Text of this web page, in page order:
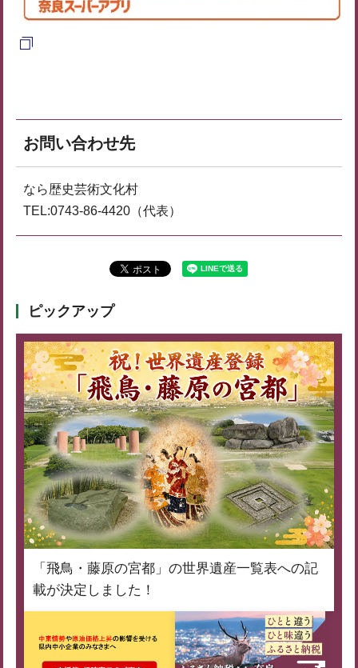
お問い合わせ先
なら歴史芸術文化村
TEL:0743-86-4420（代表）
ピックアップ
「飛鳥・藤原の宮都」の世界遺産一覧表への記
載が決定しました！